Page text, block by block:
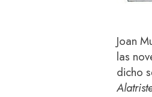
Joan
las
dicho